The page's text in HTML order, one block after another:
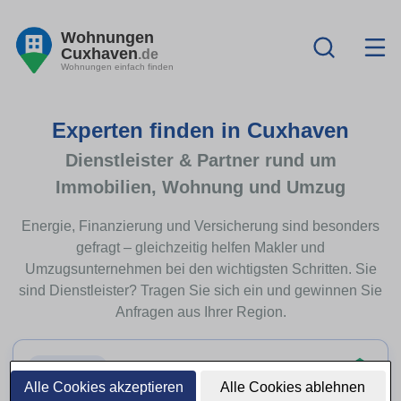
Alle Cookies akzeptieren Alle Cookies ablehnen
Wohnungen
Cuxhaven.de
Wohnungen einfach finden
Experten finden in Cuxhaven
Dienstleister & Partner rund um
Immobilien, Wohnung und Umzug
Energie, Finanzierung und Versicherung sind besonders
gefragt – gleichzeitig helfen Makler und
Umzugsunternehmen bei den wichtigsten Schritten. Sie
sind Dienstleister? Tragen Sie sich ein und gewinnen Sie
Anfragen aus Ihrer Region.
Top-Thema